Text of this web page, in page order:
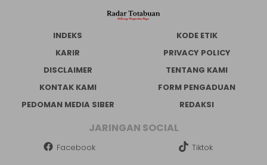
INDEKS
KODE ETIK
KARIR
PRIVACY POLICY
DISCLAIMER
TENTANG KAMI
KONTAK KAMI
FORM PENGADUAN
PEDOMAN MEDIA SIBER
REDAKSI
JARINGAN SOCIAL
Facebook Tiktok